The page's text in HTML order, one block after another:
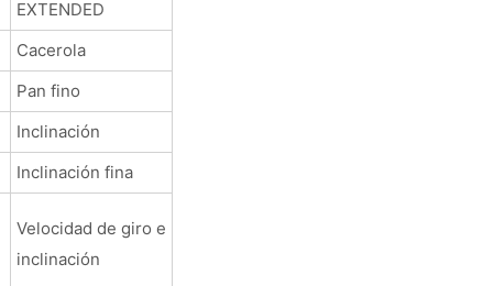
EXTENDED
Cacerola
Pan fino
Inclinación
Inclinación fina
Velocidad de giro e
inclinación